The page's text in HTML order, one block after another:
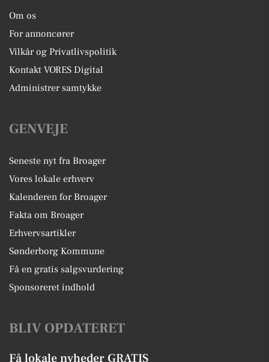
Om os
For annoncører
Vilkår og Privatlivspolitik
Kontakt VORES Digital
Administrer samtykke
GENVEJE
Seneste nyt fra Broager
Vores lokale erhverv
Kalenderen for Broager
Fakta om Broager
Erhvervsartikler
Sønderborg Kommune
Få en gratis salgsvurdering
Sponsoreret indhold
BLIV OPDATERET
Få lokale nyheder GRATIS